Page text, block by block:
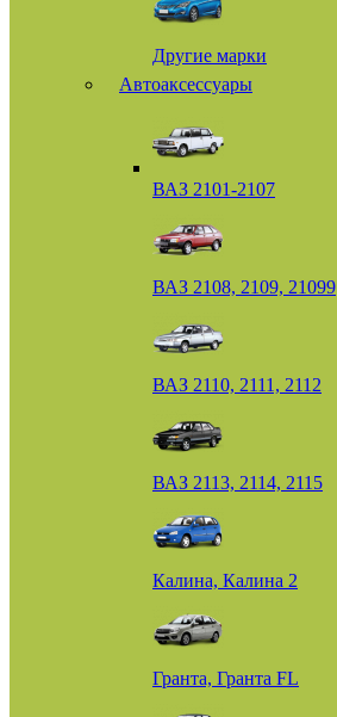
Другие марки
Автоаксессуары
ВАЗ 2101-2107
ВАЗ 2108, 2109, 21099
ВАЗ 2110, 2111, 2112
ВАЗ 2113, 2114, 2115
Калина, Калина 2
Гранта, Гранта FL